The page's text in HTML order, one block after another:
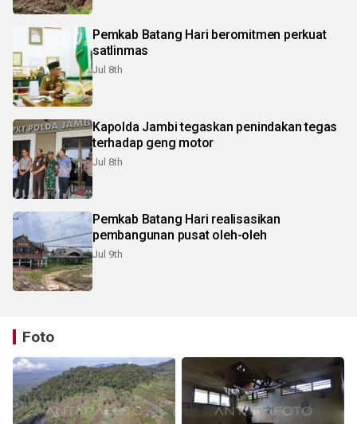
Pemkab Batang Hari beromitmen perkuat
satlinmas
Jul 8th
Kapolda Jambi tegaskan penindakan tegas
terhadap geng motor
Jul 8th
Pemkab Batang Hari realisasikan
pembangunan pusat oleh-oleh
Jul 9th
Foto